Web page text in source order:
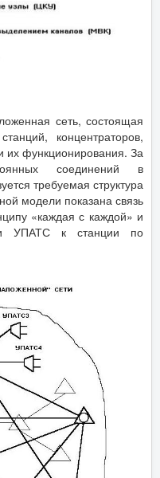
сеть, состоящая
концентраторов,
функционирования. За
соединений в
требуемая структура
модели показана связь
«каждая с каждой» и
и УПАТС к станции по